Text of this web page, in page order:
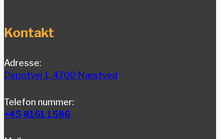
Kontakt
Adresse:
Depotvej 1, 4700 Næstved
Telefon nummer:
+45 8161 1586